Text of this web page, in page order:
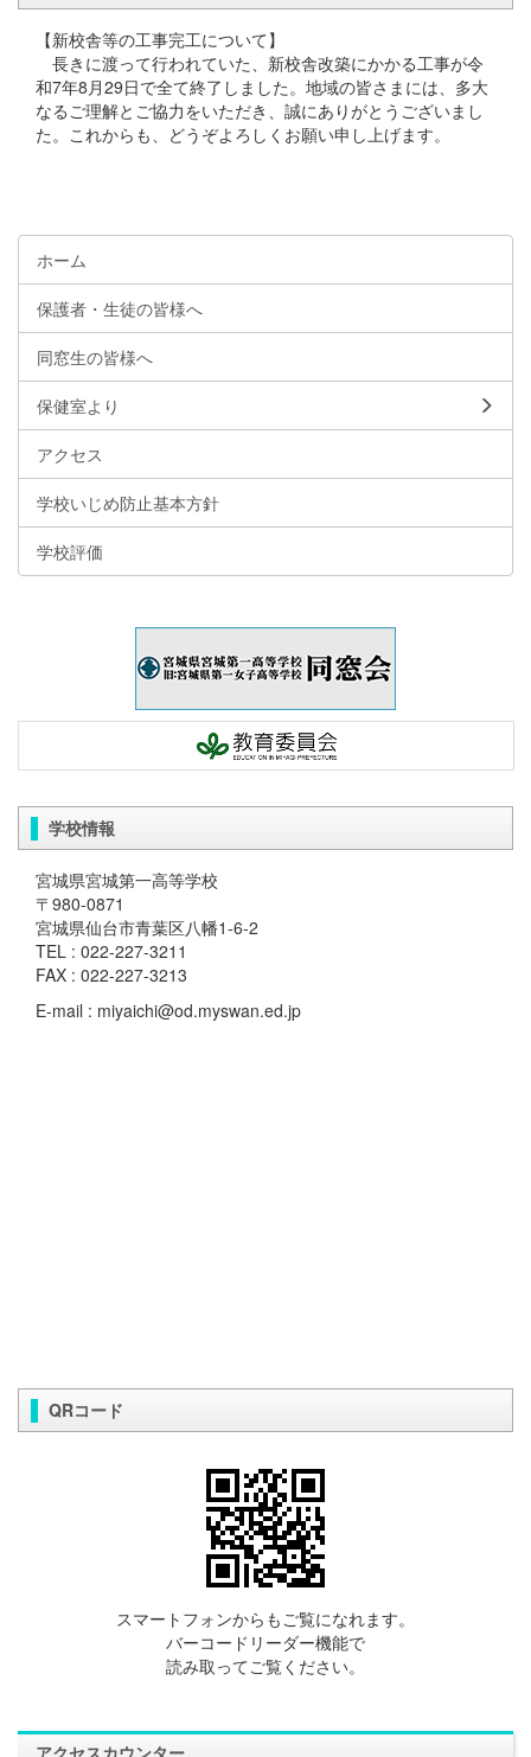
【新校舎等の工事完工について】
長きに渡って行われていた、新校舎改築にかかる工事が令
和7年8月29日で全て終了しました。地域の皆さまには、多大
なるご理解とご協力をいただき、誠にありがとうございまし
た。これからも、どうぞよろしくお願い申し上げます。
ホーム
保護者・生徒の皆様へ
同窓生の皆様へ
保健室より
アクセス
学校いじめ防止基本方針
学校評価
学校情報
宮城県宮城第一高等学校
〒980-0871
宮城県仙台市青葉区八幡1-6-2
TEL : 022-227-3211
FAX : 022-227-3213
E-mail : miyaichi@od.myswan.ed.jp
QRコード
スマートフォンからもご覧になれます。
バーコードリーダー機能で
読み取ってご覧ください。
アクセスカウンター